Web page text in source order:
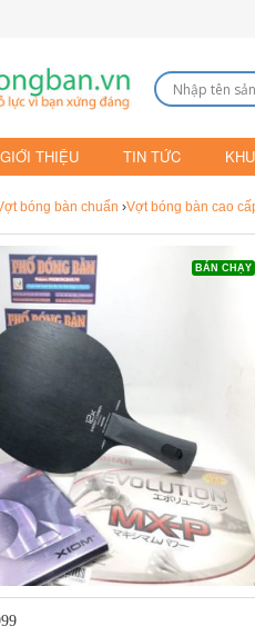
GIỚI THIỆU TIN TỨC
bóng bàn chuẩn ›Vợt bóng bàn cao
BÁN CHẠY